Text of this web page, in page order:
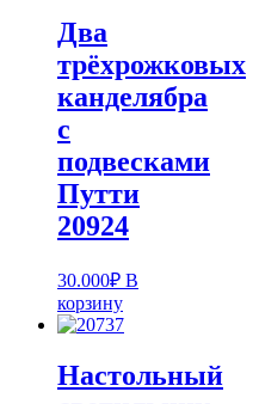
Два
трёхрожковых
канделябра
с
подвесками
Путти
20924
30.000₽ В
корзину
Настольный